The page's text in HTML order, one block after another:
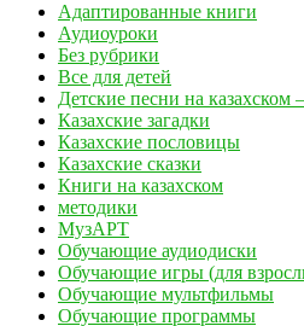
Адаптированные книги
Аудиоуроки
Без рубрики
Все для детей
Детские песни на казахском
Казахские загадки
Казахские пословицы
Казахские сказки
Книги на казахском
методики
МузАРТ
Обучающие аудиодиски
Обучающие игры (для
Обучающие мультфильмы
Обучающие программы